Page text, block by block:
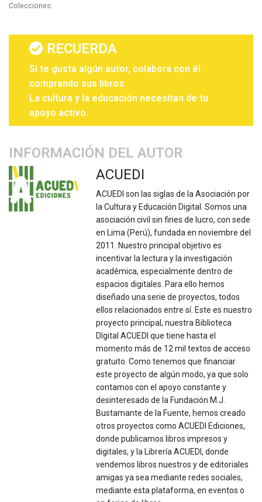
Colecciones:
RECUERDA
Si te gusta algún autor, colabora con él
comprando sus libros.
La cultura y la educación necesitan de tu
apoyo activo.
INFORMACIÓN DEL AUTOR
ACUEDI
ACUEDI son las siglas de la Asociación por
la Cultura y Educación Digital. Somos una
asociación civil sin fines de lucro, con sede
en Lima (Perú), fundada en noviembre del
2011. Nuestro principal objetivo es
incentivar la lectura y la investigación
académica, especialmente dentro de
espacios digitales. Para ello hemos
diseñado una serie de proyectos, todos
ellos relacionados entre sí. Este es nuestro
proyecto principal, nuestra Biblioteca
DIgital ACUEDI que tiene hasta el
momento más de 12 mil textos de acceso
gratuito. Como tenemos que financiar
este proyecto de algún modo, ya que solo
contamos con el apoyo constante y
desinteresado de la Fundación M.J.
Bustamante de la Fuente, hemos creado
otros proyectos como ACUEDI Ediciones,
donde publicamos libros impresos y
digitales, y la Librería ACUEDI, donde
vendemos libros nuestros y de editoriales
amigas ya sea mediante redes sociales,
mediante esta plataforma, en eventos o